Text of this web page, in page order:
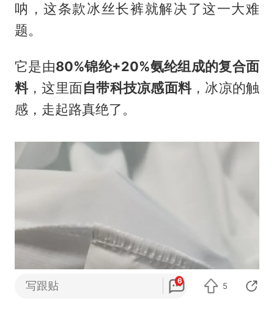
呐，这条款冰丝长裤就解决了这一大难
题。
它是由80%锦纶+20%氨纶组成的复合面
料，这里面自带科技凉感面料，冰凉的触
感，走起路真绝了。
写跟贴 6
5